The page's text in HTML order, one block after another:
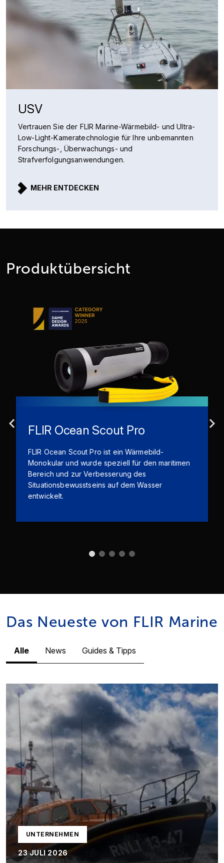
USV
Vertrauen Sie der FLIR Marine-Wärmebild- und Ultra-
Low-Light-Kameratechnologie für Ihre unbemannten
Forschungs-, Überwachungs- und
Strafverfolgungsanwendungen.
MEHR ENTDECKEN
Produktübersicht
FLIR Ocean Scout Pro
FLIR Ocean Scout Pro ist ein Wärmebild-
Monokular und wurde speziell für den maritimen
Bereich und zur Verbesserung des
Situationsbewusstseins auf dem Wasser
entwickelt.
Das Neueste von FLIR Marine
Alle News Guides & Tipps
UNTERNEHMEN
23 JULI 2026